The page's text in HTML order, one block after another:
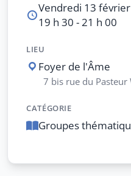
Vendredi 13 février
19 h 30 - 21 h 00
LIEU
Foyer de l'Âme
7 bis rue du Pasteur
CATÉGORIE
Groupes